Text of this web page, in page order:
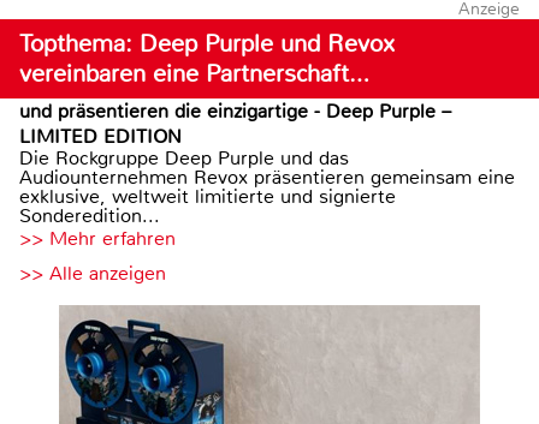
Anzeige
Topthema: Deep Purple und Revox
vereinbaren eine Partnerschaft…
und präsentieren die einzigartige - Deep Purple –
LIMITED EDITION
Die Rockgruppe Deep Purple und das
Audiounternehmen Revox präsentieren gemeinsam eine
exklusive, weltweit limitierte und signierte
Sonderedition...
>> Mehr erfahren
>> Alle anzeigen